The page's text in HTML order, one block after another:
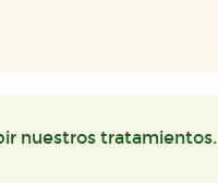
nuestros tratamientos.